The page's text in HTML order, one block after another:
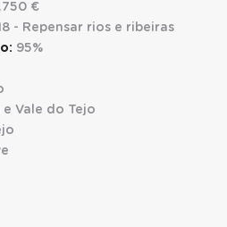
€
- Repensar rios e ribeiras
95%
e Vale do Tejo